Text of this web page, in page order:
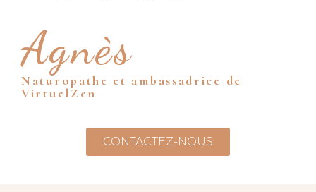
Agnès
Naturopathe et ambassadrice de
VirtuelZen
CONTACTEZ-NOUS